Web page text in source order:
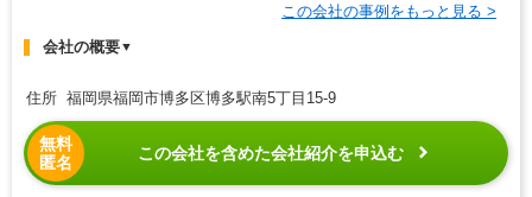
この会社の事例をもっと見る >
会社の概要▼
住所 福岡県福岡市博多区博多駅南5丁目15-9
無料
匿名
この会社を含めた会社紹介を申込む